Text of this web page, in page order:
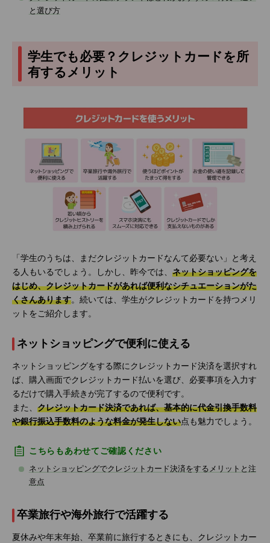
と選び方
学生でも必要？クレジットカードを所
有するメリット
「学生のうちは、まだクレジットカードなんて必要ない」と考え
る人もいるでしょう。しかし、昨今では、 ネットショッピングを
はじめ、クレジットカードがあれば便利なシチュエーションがた
くさんあります。続いては、学生がクレジットカードを持つメリ
ットをご紹介します。
ネットショッピングで便利に使える
ネットショッピングをする際にクレジットカード決済を選択すれ
ば、購入画面でクレジットカード払いを選び、必要事項を入力す
るだけで購入手続きが完了するので便利です。
また、 クレジットカード決済であれば、基本的に代金引換手数料
や銀行振込手数料のような料金が発生しない点も魅力でしょう。
こちらもあわせてご確認ください
ネットショッピングでクレジットカード決済をするメリットと注
意点
卒業旅行や海外旅行で活躍する
夏休みや年末年始、卒業前に旅行するときにも、クレジットカー